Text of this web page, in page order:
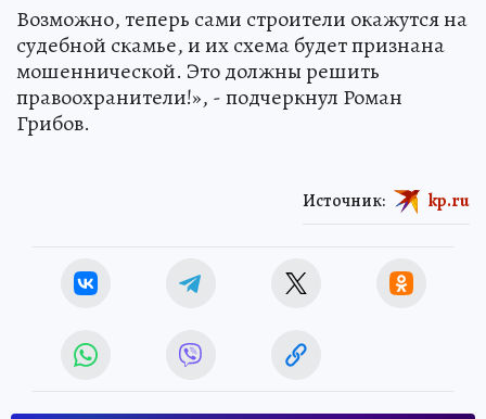
Возможно, теперь сами строители окажутся на
судебной скамье, и их схема будет признана
мошеннической. Это должны решить
правоохранители!», - подчеркнул Роман
Грибов.
Источник: kp.ru